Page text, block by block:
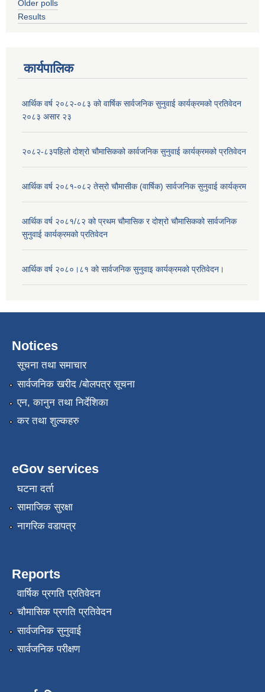
Older polls
Results
कार्यपालिक
आर्थिक वर्ष २०८२-०८३ को वार्षिक सार्वजनिक सुनुवाई कार्यक्रमको प्रतिवेदन
२०८३ असार २३
२०८२-८३पहिलो दोश्रो चौमासिकको कार्वजनिक सुनुवाई कार्यक्रमको प्रतिवेदन
आर्थिक वर्ष २०८१-०८२ तेस्रो चौमासीक (वार्षिक) सार्वजनिक सुनुवाई कार्यक्रम
आर्थिक वर्ष २०८१/८२ को प्रथम चौमासिक र दोश्रो चौमासिकको सार्वजनिक
सुनुवाई कार्यक्रमको प्रतिवेदन
आर्थिक वर्ष २०८०।८१ को सार्वजनिक सुनुवाइ कार्यक्रमको प्रतिवेदन।
Notices
सूचना तथा समाचार
सार्वजनिक खरीद /बोलपत्र सूचना
एन, कानुन तथा निर्देशिका
कर तथा शुल्कहरु
eGov services
घटना दर्ता
सामाजिक सुरक्षा
नागरिक वडापत्र
Reports
वार्षिक प्रगति प्रतिवेदन
चौमासिक प्रगति प्रतिवेदन
सार्वजनिक सुनुवाई
सार्वजनिक परीक्षण